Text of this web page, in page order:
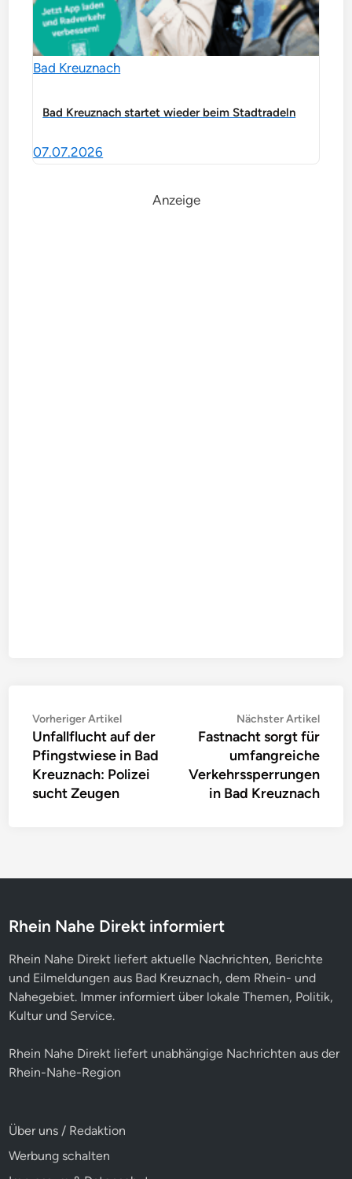
Bad Kreuznach
Bad Kreuznach startet wieder beim Stadtradeln
07.07.2026
Anzeige
Beitragsnavigation
Vorheriger ArtikelVorheriger
Artikel:
Unfallflucht auf der
Pfingstwiese in Bad
Kreuznach: Polizei
sucht Zeugen
Nächster Artikel
Fastnacht sorgt für
umfangreiche
Verkehrssperrungen
in Bad Kreuznach
Rhein Nahe Direkt informiert
Rhein Nahe Direkt liefert aktuelle Nachrichten, Berichte
und Eilmeldungen aus Bad Kreuznach, dem Rhein- und
Nahegebiet. Immer informiert über lokale Themen, Politik,
Kultur und Service.
Rhein Nahe Direkt liefert unabhängige Nachrichten aus der
Rhein-Nahe-Region
Über uns / Redaktion
Werbung schalten